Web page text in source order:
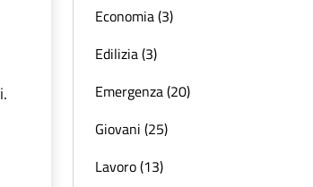
Economia (3)
Edilizia (3)
Emergenza (20)
Giovani (25)
Lavoro (13)